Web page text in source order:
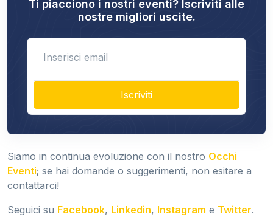
Ti piacciono i nostri eventi? Iscriviti alle
nostre migliori uscite.
Iscriviti
Siamo in continua evoluzione con il nostro Occhi
Eventi; se hai domande o suggerimenti, non esitare a
contattarci!
Seguici su Facebook, Linkedin, Instagram e Twitter.